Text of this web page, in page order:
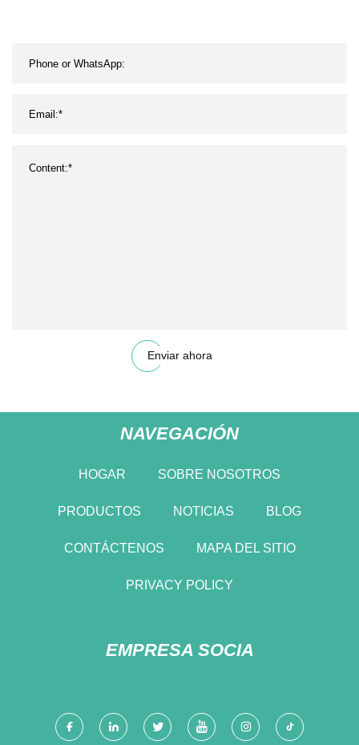
Enviar ahora
NAVEGACIÓN
HOGAR SOBRE NOSOTROS
PRODUCTOS NOTICIAS BLOG
CONTÁCTENOS MAPA DEL SITIO
PRIVACY POLICY
EMPRESA SOCIA